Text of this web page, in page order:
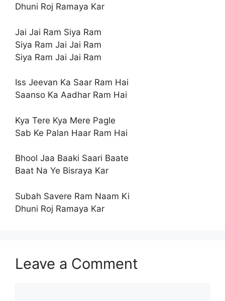
Dhuni Roj Ramaya Kar
Jai Jai Ram Siya Ram
Siya Ram Jai Jai Ram
Siya Ram Jai Jai Ram
Iss Jeevan Ka Saar Ram Hai
Saanso Ka Aadhar Ram Hai
Kya Tere Kya Mere Pagle
Sab Ke Palan Haar Ram Hai
Bhool Jaa Baaki Saari Baate
Baat Na Ye Bisraya Kar
Subah Savere Ram Naam Ki
Dhuni Roj Ramaya Kar
Leave a Comment